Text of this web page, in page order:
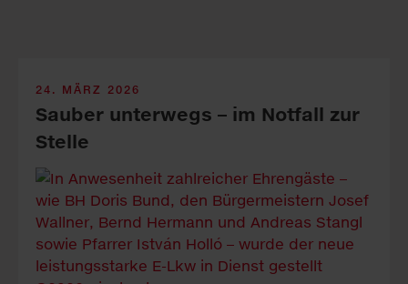
24. MÄRZ 2026
Sauber unterwegs – im Notfall zur
Stelle